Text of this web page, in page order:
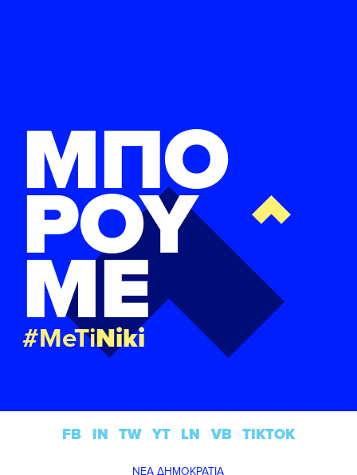
ΜΠΟ
ΡΟΥ
ΜΕ
#MeTiNiki
ΝΕΑ ΔΗΜΟΚΡΑΤΙΑ
FB IN TW YT LN VB TIKTOK